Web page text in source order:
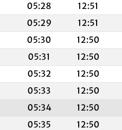
05:28 12:51
05:29 12:51
05:30 12:50
05:31 12:50
05:32 12:50
05:33 12:50
05:34 12:50
05:35 12:50